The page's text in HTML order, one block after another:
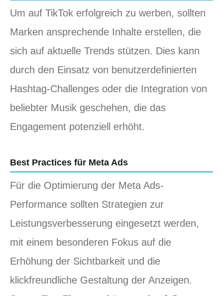
Um auf TikTok erfolgreich zu werben, sollten
Marken ansprechende Inhalte erstellen, die
sich auf aktuelle Trends stützen. Dies kann
durch den Einsatz von benutzerdefinierten
Hashtag-Challenges oder die Integration von
beliebter Musik geschehen, die das
Engagement potenziell erhöht.
Best Practices für Meta Ads
Für die Optimierung der Meta Ads-
Performance sollten Strategien zur
Leistungsverbesserung eingesetzt werden,
mit einem besonderen Fokus auf die
Erhöhung der Sichtbarkeit und die
klickfreundliche Gestaltung der Anzeigen.